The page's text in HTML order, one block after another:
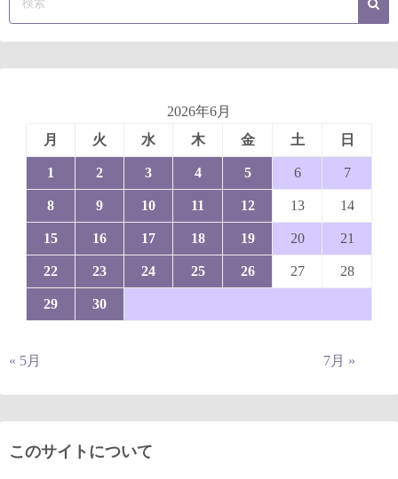
2026年6月
月
火 水 木 金 土 日
1 2 3 4 5 6 7
8 9 10 11 12 13 14
15 16 17 18 19 20 21
22 23 24 25 26 27 28
29 30
« 5月 7月 »
このサイトについて